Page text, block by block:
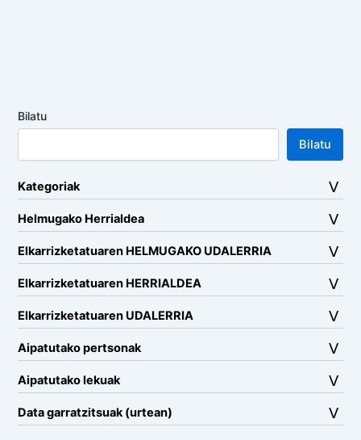
Bilatu
Bilatu
Kategoriak
Helmugako Herrialdea
Elkarrizketatuaren HELMUGAKO UDALERRIA
Elkarrizketatuaren HERRIALDEA
Elkarrizketatuaren UDALERRIA
Aipatutako pertsonak
Aipatutako lekuak
Data garratzitsuak (urtean)